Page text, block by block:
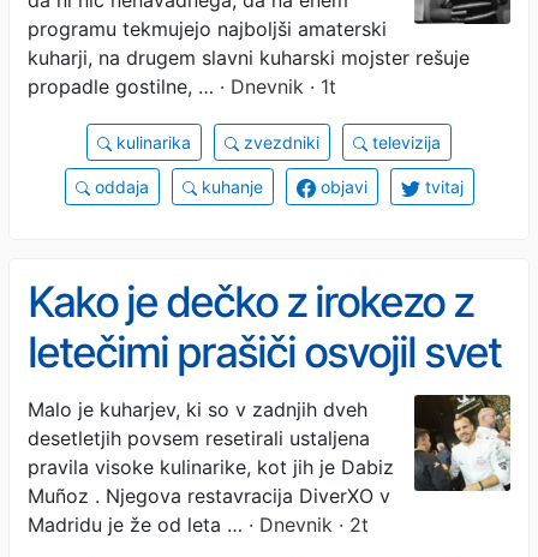
programu tekmujejo najboljši amaterski
kuharji, na drugem slavni kuharski mojster rešuje
propadle gostilne, … · Dnevnik · 1t
kulinarika zvezdniki televizija
oddaja kuhanje objavi tvitaj
Kako je dečko z irokezo z
letečimi prašiči osvojil svet
Michelinovih zvezdic
Malo je kuharjev, ki so v zadnjih dveh
desetletjih povsem resetirali ustaljena
pravila visoke kulinarike, kot jih je Dabiz
Muñoz . Njegova restavracija DiverXO v
Madridu je že od leta … · Dnevnik · 2t